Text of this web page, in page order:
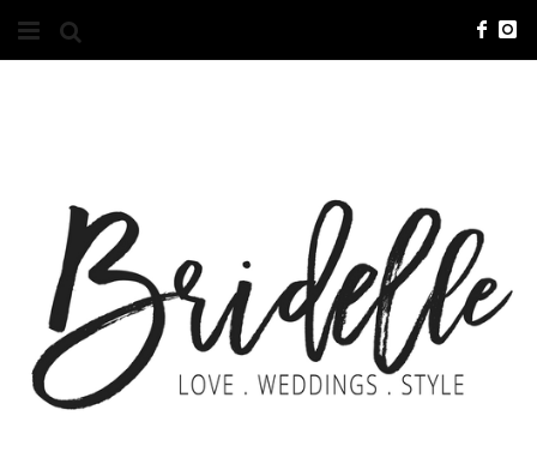
O NAS
KONTAKT
REKLAMA
ADVERTISING